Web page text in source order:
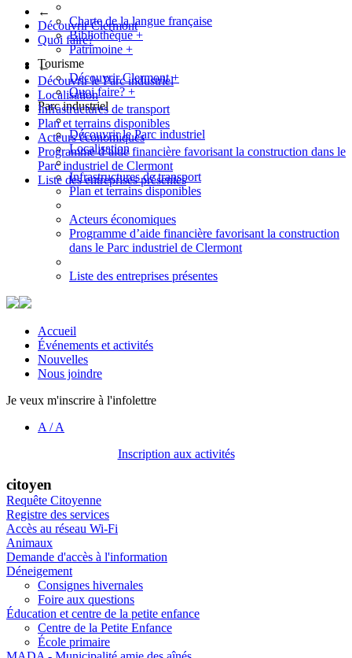
←
Découvrir Clermont
Quoi faire?
←
Découvrir le Parc industriel
Localisation
Infrastructures de transport
Plan et terrains disponibles
Acteurs économiques
Programme d’aide financière favorisant la construction dans le
Parc industriel de Clermont
Liste des entreprises présentes
Charte de la langue française
Bibliothèque+
Patrimoine +
Tourisme
Découvrir Clermont+
Quoi faire? +
Parc industriel
Découvrir le Parc industriel
Localisation
Infrastructures de transport
Plan et terrains disponibles
Acteurs économiques
Programme d’aide financière favorisant la construction
dans le Parc industriel de Clermont
Liste des entreprises présentes
Accueil
Événements et activités
Nouvelles
Nous joindre
Je veux m'inscrire à l'infolettre
A /A
Inscription aux activités
citoyen
Requête Citoyenne
Registre des services
Accès au réseau Wi-Fi
Animaux
Demande d'accès à l'information
Déneigement
Consignes hivernales
Foire aux questions
Éducation et centre de la petite enfance
Centre de la Petite Enfance
École primaire